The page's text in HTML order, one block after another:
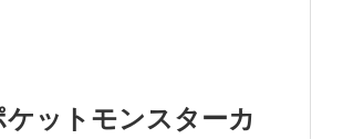
ケットモンスターカ